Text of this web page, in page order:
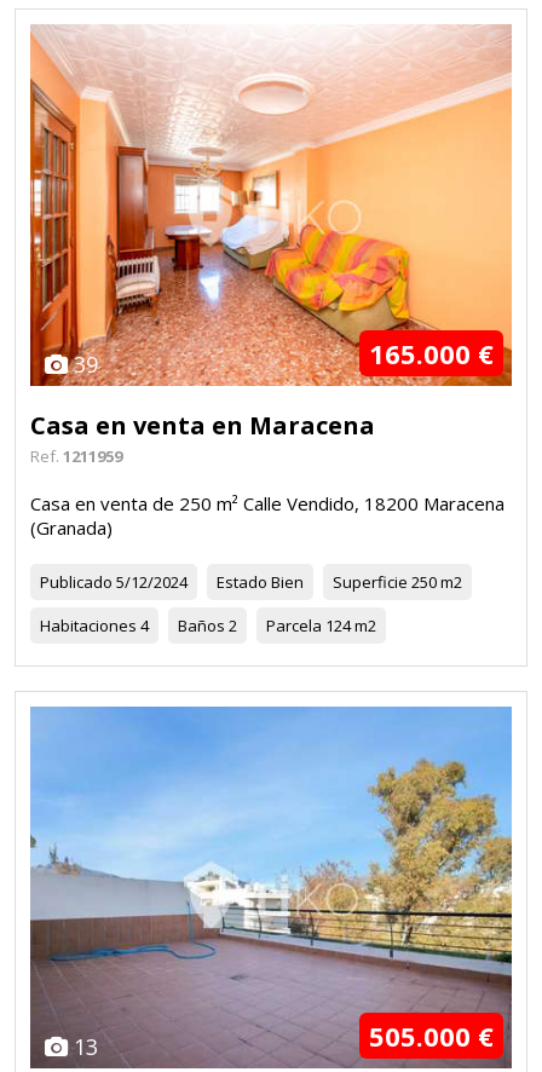
39 165.000 €
Casa en venta en Maracena
Ref. 1211959
Casa en venta de 250 m² Calle Vendido, 18200 Maracena
(Granada)
Publicado 5/12/2024 Estado Bien Superficie 250 m2
Habitaciones 4 Baños 2 Parcela 124 m2
13 505.000 €